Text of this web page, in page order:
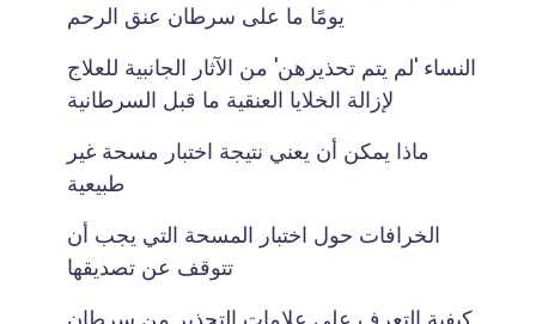
يومًا ما على سرطان عنق الرحم
النساء 'لم يتم تحذيرهن' من الآثار الجانبية للعلاج
لإزالة الخلايا العنقية ما قبل السرطانية
ماذا يمكن أن يعني نتيجة اختبار مسحة غير
طبيعية
الخرافات حول اختبار المسحة التي يجب أن
تتوقف عن تصديقها